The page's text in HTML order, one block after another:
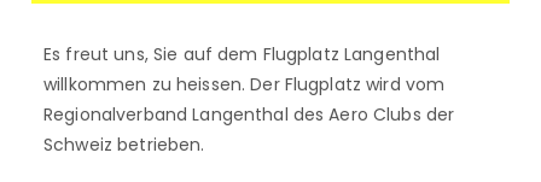
Es freut uns, Sie auf dem Flugplatz Langenthal
willkommen zu heissen. Der Flugplatz wird vom
Regionalverband Langenthal des Aero Clubs der
Schweiz betrieben.